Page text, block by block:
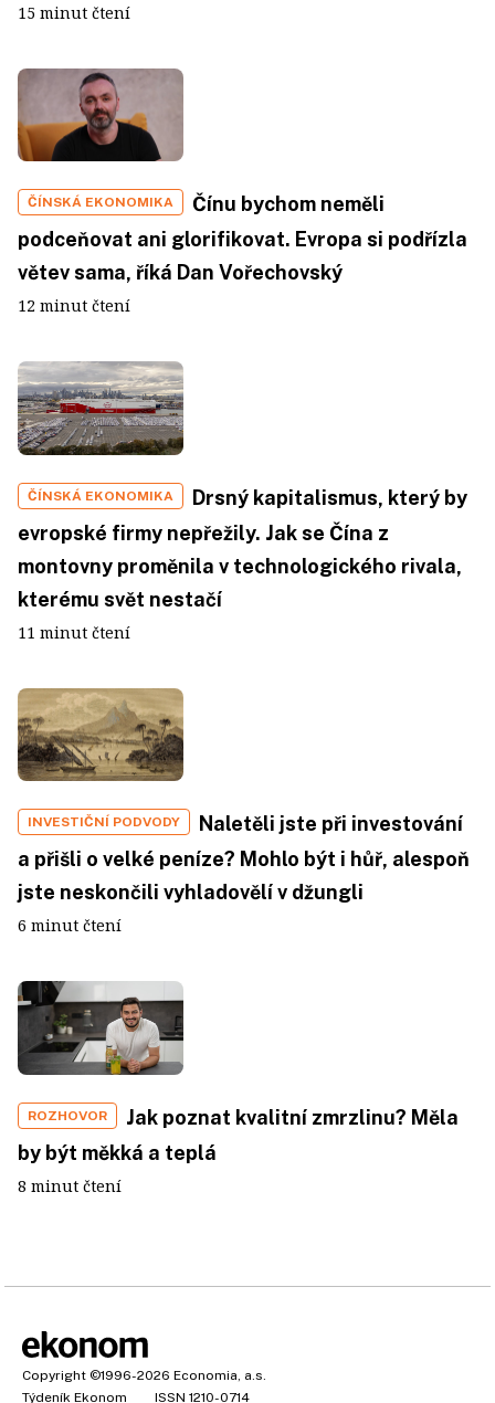
15 minut čtení
ČÍNSKÁ EKONOMIKA
Čínu bychom neměli
podceňovat ani glorifikovat. Evropa si podřízla
větev sama, říká Dan Vořechovský
12 minut čtení
ČÍNSKÁ EKONOMIKA
Drsný kapitalismus, který by
evropské firmy nepřežily. Jak se Čína z
montovny proměnila v technologického rivala,
kterému svět nestačí
11 minut čtení
INVESTIČNÍ PODVODY
Naletěli jste při investování
a přišli o velké peníze? Mohlo být i hůř, alespoň
jste neskončili vyhladovělí v džungli
6 minut čtení
ROZHOVOR
Jak poznat kvalitní zmrzlinu? Měla
by být měkká a teplá
8 minut čtení
Copyright ©1996-2026 Economia, a.s.
Týdeník Ekonom
ISSN 1210-0714